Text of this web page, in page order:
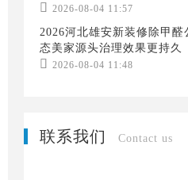
 2026-08-04 11:57
2026河北雄安新装修除甲醛
态美家源头治理效果更持久
 2026-08-04 11:48
联系我们 Contact us